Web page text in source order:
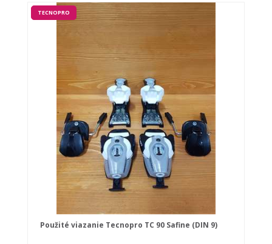
TECNOPRO
Použité viazanie Tecnopro TC 90 Safine (DIN 9)